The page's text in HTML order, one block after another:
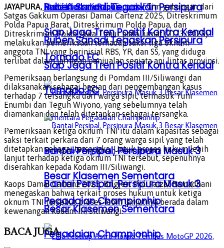
Ruben Sanadi Tegaskan Persipura
Siap Jaga Tren Positif Kontra Kendal
Tornado FC
Bantai Persipal, Persipura Masuk 3
Besar Klasemen Sementara
Pegadaian Championhip
Ruben Sanadi Tegaskan Persipura
Siap Jaga Tren Positif Kontra Kendal
Tornado FC
Bantai Persipal, Persipura Masuk 3
Besar Klasemen Sementara
Pegadaian Championhip
JAYAPURA, HarianTerbaruPapua.com– Tim gabungan dari
Satgas Gakkum Operasi Damai Cartenz 2025, Ditreskrimum
Polda Papua Barat, Ditreskrimum Polda Papua, dan
Ditreskrimum Polda Jawa Timur pada Jumat (21/3/2025)
melakukan pemeriksaan terhadap saksi tiga oknum
anggota TNI yang berinisial RBS, YR, dan SS, yang diduga
terlibat dalam jaringan penjualan senjata api lintas provinsi.
Pemeriksaan berlangsung di Pomdam III/Siliwangi dan
dilaksanakan sebagai bagian dari pengembangan kasus
terhadap 7 tersangka dari warga sipil, termasuk Yuni
Enumbi dan Teguh Wiyono, yang sebelumnya telah
diamankan dan telah ditetapkan sebagai tersangka.
Pemeriksaan ketiga oknum TNI itu dalam kapasitas sebagai
saksi terkait perkara dari 7 orang warga sipil yang telah
ditetapkan sebagai tersangka. Untuk proses hukum lebih
lanjut terhadap ketiga oknum TNI tersebut, sepenuhnya
diserahkan kepada Kodam III/Siliwangi.
Kaops Damai Cartenz 2025, Brigjen. Pol. Faizal Ramadhani
menegaskan bahwa terkait proses hukum untuk ketiga
oknum TNI tersebut proses lebih lanjutnya berada dalam
kewenangan Kodam III/Siliwangi.
BACAJUGA